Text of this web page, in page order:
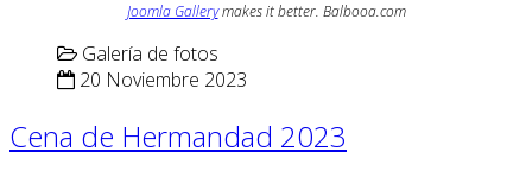
Joomla Gallerymakes it better. Balbooa.com
Galería de fotos
20 Noviembre 2023
Cena de Hermandad 2023